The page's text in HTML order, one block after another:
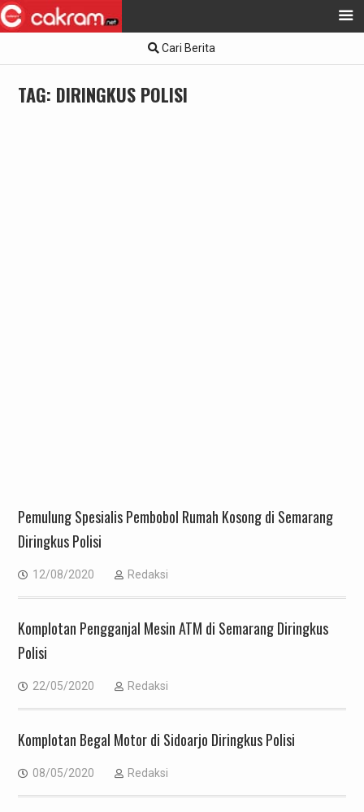
to
Cari Berita
TAG: DIRINGKUS POLISI
Pemulung Spesialis Pembobol Rumah Kosong di Semarang
Diringkus Polisi
12/08/2020 Redaksi
Komplotan Pengganjal Mesin ATM di Semarang Diringkus
Polisi
22/05/2020 Redaksi
Komplotan Begal Motor di Sidoarjo Diringkus Polisi
08/05/2020 Redaksi